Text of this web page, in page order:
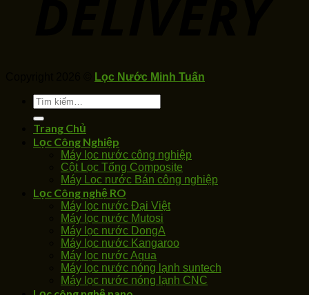
Lọc Nước Minh Tuấn
Tìm
kiếm:
Trang Chủ
Lọc Công Nghiệp
Máy lọc nước công nghiệp
Cột Lọc Tổng Composite
Máy Loc nước Bán công nghiệp
Lọc Công nghệ RO
Máy lọc nước Đại Việt
Máy lọc nước Mutosi
Máy lọc nước DongA
Máy lọc nước Kangaroo
Máy lọc nước Aqua
Máy lọc nước nóng lạnh suntech
Máy lọc nước nóng lạnh CNC